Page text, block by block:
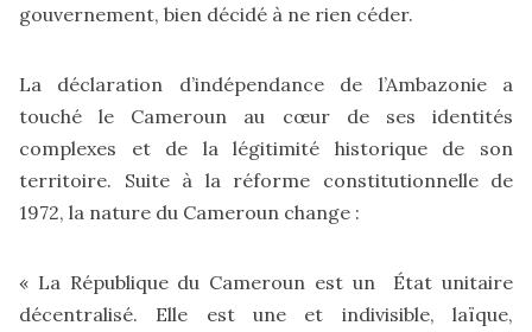
gouvernement, bien décidé à ne rien céder.
La déclaration d’indépendance de l’Ambazonie a
touché le Cameroun au cœur de ses identités
complexes et de la légitimité historique de son
territoire. Suite à la réforme constitutionnelle de
1972, la nature du Cameroun change :
« La République du Cameroun est un État unitaire
décentralisé. Elle est une et indivisible, laïque,